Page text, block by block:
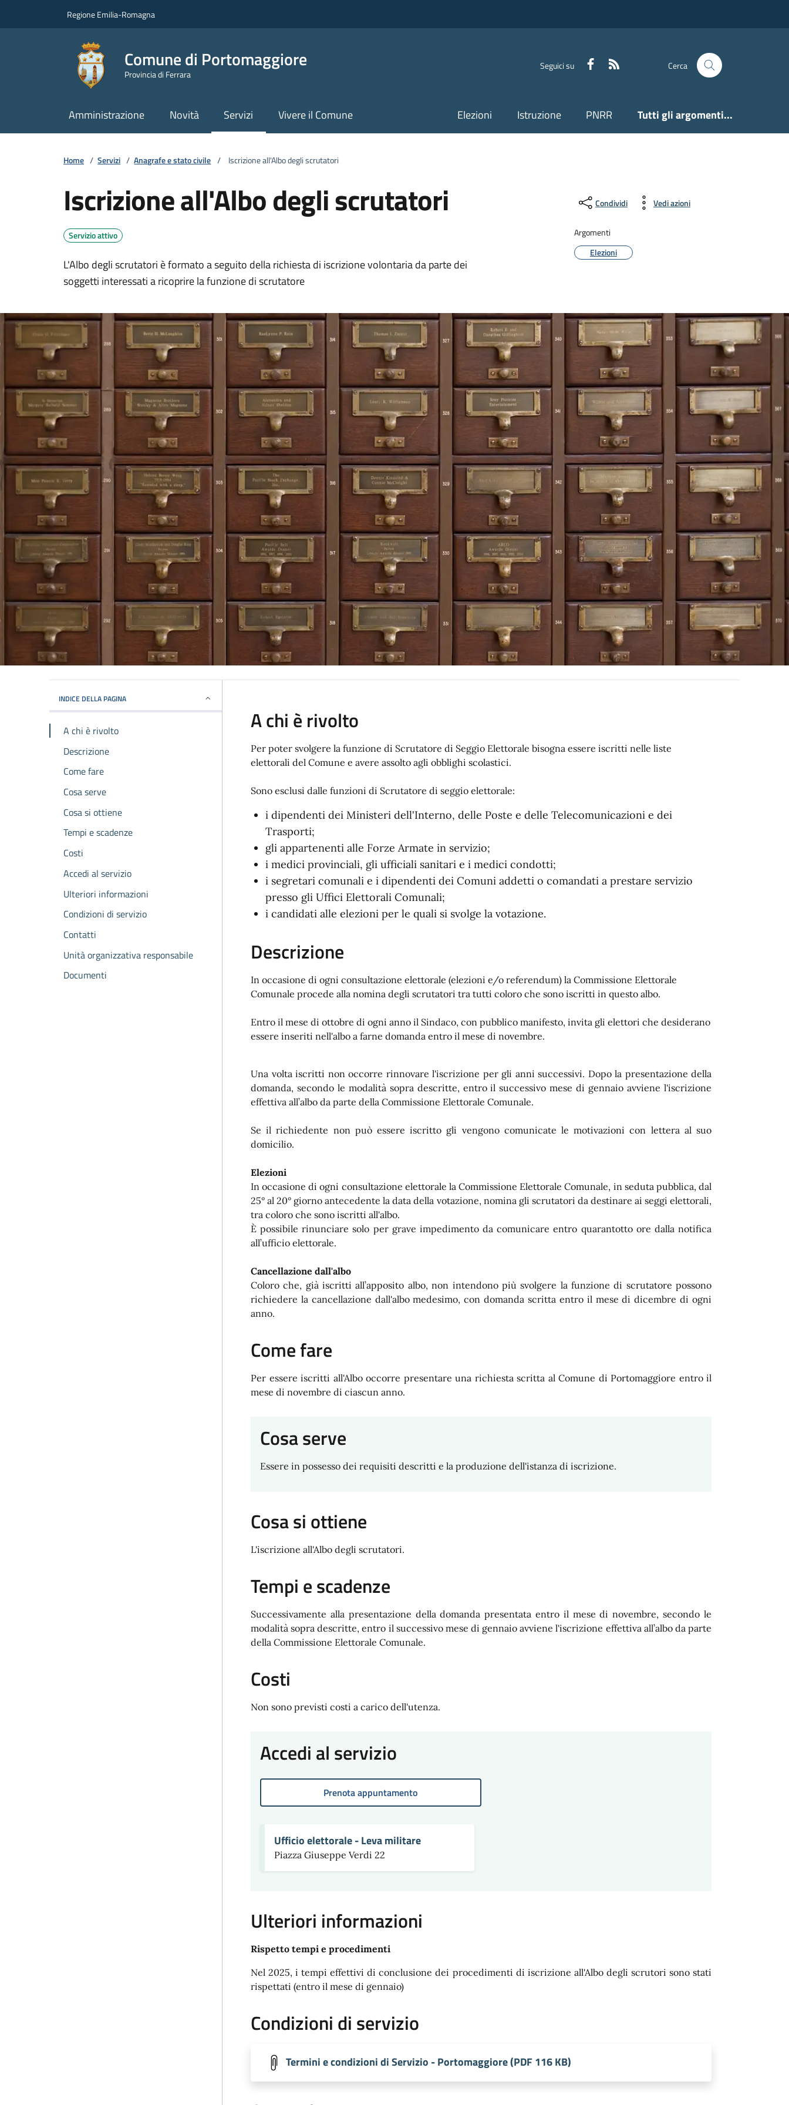
Regione Emilia-Romagna
Comune di Portomaggiore
Provincia di Ferrara
Seguici su Facebook Cerca
Amministrazione Novità Servizi Vivere il Comune Elezioni Istruzione PNRR Tutti gli argomenti...
Home / Servizi / Anagrafe e stato civile / Iscrizione all'Albo degli scrutatori
Iscrizione all'Albo degli scrutatori
Servizio attivo
L'Albo degli scrutatori è formato a seguito della richiesta di iscrizione volontaria da parte dei
soggetti interessati a ricoprire la funzione di scrutatore
Condividi Vedi azioni
Argomenti
Elezioni
INDICE DELLA PAGINA
A chi è rivolto
Descrizione
Come fare
Cosa serve
Cosa si ottiene
Tempi e scadenze
Costi
Accedi al servizio
Ulteriori informazioni
Condizioni di servizio
Contatti
Unità organizzativa responsabile
Documenti
A chi è rivolto
Per poter svolgere la funzione di Scrutatore di Seggio Elettorale bisogna essere iscritti nelle liste
elettorali del Comune e avere assolto agli obblighi scolastici.
Sono esclusi dalle funzioni di Scrutatore di seggio elettorale:
i dipendenti dei Ministeri dell'Interno, delle Poste e delle Telecomunicazioni e dei
Trasporti;
gli appartenenti alle Forze Armate in servizio;
i medici provinciali, gli ufficiali sanitari e i medici condotti;
i segretari comunali e i dipendenti dei Comuni addetti o comandati a prestare servizio
presso gli Uffici Elettorali Comunali;
i candidati alle elezioni per le quali si svolge la votazione.
Descrizione
In occasione di ogni consultazione elettorale (elezioni e/o referendum) la Commissione Elettorale
Comunale procede alla nomina degli scrutatori tra tutti coloro che sono iscritti in questo albo.
Entro il mese di ottobre di ogni anno il Sindaco, con pubblico manifesto, invita gli elettori che desiderano
essere inseriti nell'albo a farne domanda entro il mese di novembre.
Una volta iscritti non occorre rinnovare l'iscrizione per gli anni successivi. Dopo la presentazione della
domanda, secondo le modalità sopra descritte, entro il successivo mese di gennaio avviene l'iscrizione
effettiva all’albo da parte della Commissione Elettorale Comunale.
Se il richiedente non può essere iscritto gli vengono comunicate le motivazioni con lettera al suo
domicilio.
Elezioni
In occasione di ogni consultazione elettorale la Commissione Elettorale Comunale, in seduta pubblica, dal
25° al 20° giorno antecedente la data della votazione, nomina gli scrutatori da destinare ai seggi elettorali,
tra coloro che sono iscritti all'albo.
È possibile rinunciare solo per grave impedimento da comunicare entro quarantotto ore dalla notifica
all’ufficio elettorale.
Cancellazione dall'albo
Coloro che, già iscritti all’apposito albo, non intendono più svolgere la funzione di scrutatore possono
richiedere la cancellazione dall'albo medesimo, con domanda scritta entro il mese di dicembre di ogni
anno.
Come fare
Per essere iscritti all'Albo occorre presentare una richiesta scritta al Comune di Portomaggiore entro il
mese di novembre di ciascun anno.
Cosa serve
Essere in possesso dei requisiti descritti e la produzione dell'istanza di iscrizione.
Cosa si ottiene
L'iscrizione all'Albo degli scrutatori.
Tempi e scadenze
Successivamente alla presentazione della domanda presentata entro il mese di novembre, secondo le
modalità sopra descritte, entro il successivo mese di gennaio avviene l'iscrizione effettiva all’albo da parte
della Commissione Elettorale Comunale.
Costi
Non sono previsti costi a carico dell'utenza.
Accedi al servizio
Prenota appuntamento
Ufficio elettorale - Leva militare
Piazza Giuseppe Verdi 22
Ulteriori informazioni
Rispetto tempi e procedimenti
Nel 2025, i tempi effettivi di conclusione dei procedimenti di iscrizione all'Albo degli scrutori sono stati
rispettati (entro il mese di gennaio)
Condizioni di servizio
Termini e condizioni di Servizio - Portomaggiore (PDF 116 KB)